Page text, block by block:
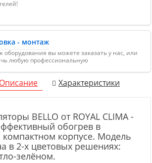
- монтаж
оборудования вы можете заказать у нас, или
любую профессиональную
Описание Характеристики
BELLO от ROYAL CLIMA -
обогрев в
корпусе. Модель
в 2-х цветовых решениях:
зелёном.